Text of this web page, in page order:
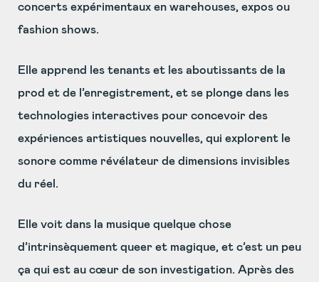
concerts expérimentaux en warehouses, expos ou
fashion shows.
Elle apprend les tenants et les aboutissants de la
prod et de l’enregistrement, et se plonge dans les
technologies interactives pour concevoir des
expériences artistiques nouvelles, qui explorent le
sonore comme révélateur de dimensions invisibles
du réel.
Elle voit dans la musique quelque chose
d’intrinsèquement queer et magique, et c’est un peu
ça qui est au cœur de son investigation. Après des